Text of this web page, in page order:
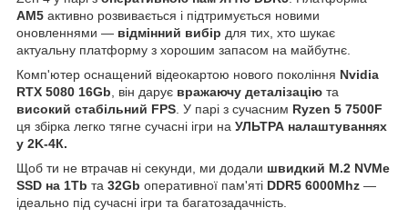
AM5 активно розвивається і підтримується новими
оновленнями — відмінний вибір для тих, хто шукає
актуальну платформу з хорошим запасом на майбутнє.
Комп'ютер оснащений відеокартою нового покоління Nvidia
RTX 5080 16Gb , він дарує вражаючу деталізацію та
високий стабільний FPS . У парі з сучасним Ryzen 5 7500F
ця збірка легко тягне сучасні ігри на УЛЬТРА налаштуваннях
у 2K-4К.
Щоб ти не втрачав ні секунди, ми додали швидкий M.2 NVMe
SSD на 1Tb та 32Gb оперативної пам'яті DDR5 6000Mhz —
ідеально під сучасні ігри та багатозадачність.